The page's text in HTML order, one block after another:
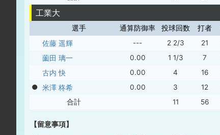
工業大
選手 通算防御率 投球回数 打者
佐藤 遥輝 --- 2 2/3 21
薗田 璃一 0.00 1 1/3 7
古内 快 0.00 4 16
● 米澤 柊希 0.00 3 12
合計
11 56
【留意事項】